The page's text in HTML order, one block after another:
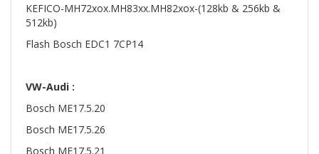
KEFICO-MH72xox.MH83xx.MH82xox-(128kb & 256kb &
512kb)
Flash Bosch EDC1 7CP14
VW-Audi :
Bosch ME17.5.20
Bosch ME17.5.26
Bosch ME17.5.21